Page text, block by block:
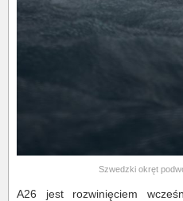
Szwedzki okręt
A26 jest rozwinięciem